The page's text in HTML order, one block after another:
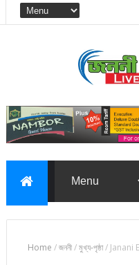
Home /জননী/মুখ্য-পৃষ্ঠা/ Janani